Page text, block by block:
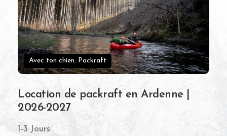
Rando (et Bivouac)
Randonnée et brame du cerf en
Ardenne | 2026
1 Jour